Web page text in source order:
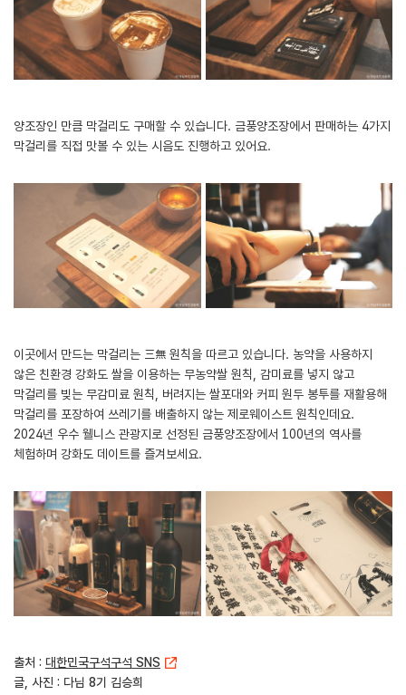
양조장인 만큼 막걸리도 구매할 수 있습니다. 금풍양조장에서 판매하는 4가지
막걸리를 직접 맛볼 수 있는 시음도 진행하고 있어요.
이곳에서 만드는 막걸리는 三無 원칙을 따르고 있습니다. 농약을 사용하지
않은 친환경 강화도 쌀을 이용하는 무농약쌀 원칙, 감미료를 넣지 않고
막걸리를 빚는 무감미료 원칙, 버려지는 쌀포대와 커피 원두 봉투를 재활용해
막걸리를 포장하여 쓰레기를 배출하지 않는 제로웨이스트 원칙인데요.
2024년 우수 웰니스 관광지로 선정된 금풍양조장에서 100년의 역사를
체험하며 강화도 데이트를 즐겨보세요.
출처 : 대한민국구석구석 SNS
글, 사진 : 다님 8기 김승희